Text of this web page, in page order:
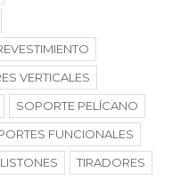
VERTICALES
SOPORTE PELÍCANO
FUNCIONALES
TIRADORES